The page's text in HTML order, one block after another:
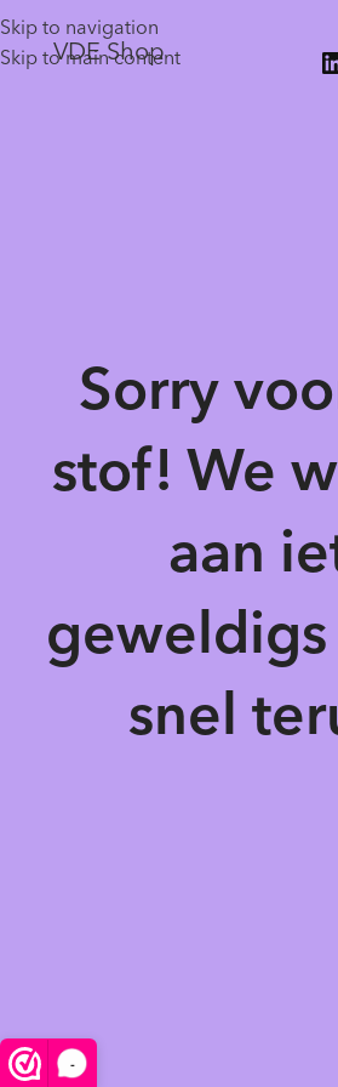
-
Skip to navigation
Skip to main content
VDE Shop
Sorry
stof! We
aan
geweldigs
snel